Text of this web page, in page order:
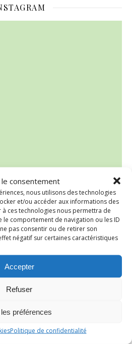
consentement
nous utilisons des technologies
et/ou accéder aux informations des
ces technologies nous permettra de
comportement de navigation ou les ID
pas consentir ou de retirer son
négatif sur certaines caractéristiques
Accepter
Refuser
préférences
Politique de confidentialité